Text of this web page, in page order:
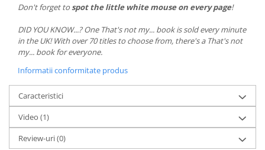
Don't forget tospot the little white mouse on every page!
DID YOU KNOW...? One That's not my... book is sold every minute
in the UK! With over 70 titles to choose from, there's a That's not
my... book for everyone.
Informatii conformitate produs
Caracteristici
Video (1)
Review-uri(0)